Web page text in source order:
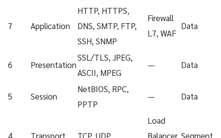
7 Application
HTTP, HTTPS,
DNS, SMTP, FTP,
SSH, SNMP
Firewall
L7, WAF
Data
6 Presentation
SSL/TLS, JPEG,
ASCII, MPEG
— Data
5 Session
NetBIOS, RPC,
PPTP
— Data
4 Transport TCP, UDP
Load
Balancer Segment